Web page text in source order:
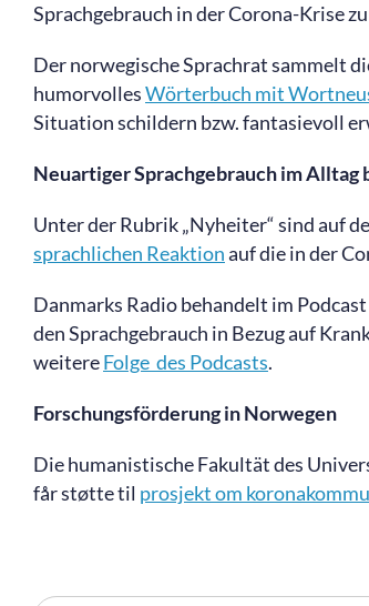
Sprachgebrauch in der Corona-Krise
Der norwegische Sprachrat sammelt
humorvollesWörterbuch mit
Situation schildern bzw. fantasievoll
Neuartiger Sprachgebrauch im Alltag
Unter der Rubrik „Nyheiter“ sind auf
sprachlichen Reaktionauf die in der
Danmarks Radio behandelt im Podcast
den Sprachgebrauch in Bezug auf
weitereFolge des Podcasts.
Forschungsförderung in Norwegen
Die humanistische Fakultät des
får støtte til prosjekt om